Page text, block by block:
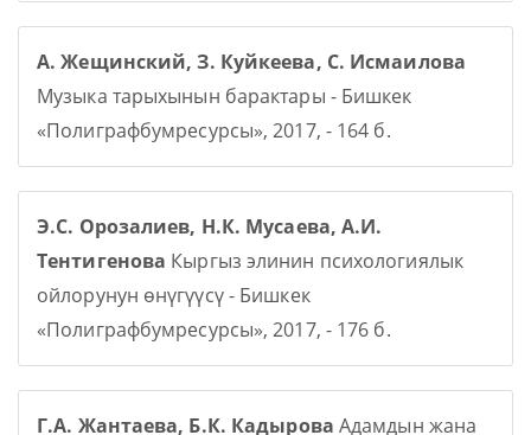
А. Жещинский, З. Куйкеева, С. Исмаилова
Музыка тарыхынын барактары - Бишкек
«Полиграфбумресурсы», 2017, - 164 б.
Э.С. Орозалиев, Н.К. Мусаева, А.И.
Тентигенова Кыргыз элинин психологиялык
ойлорунун өнүгүүсү - Бишкек
«Полиграфбумресурсы», 2017, - 176 б.
Г.А. Жантаева, Б.К. Кадырова Адамдын жана